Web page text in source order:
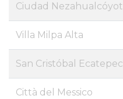
Ciudad Nezahualcóyotl
Villa Milpa Alta
San Cristóbal Ecatepec
Città del Messico